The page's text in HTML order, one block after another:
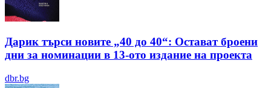
Дарик търси новите „40 до 40“: Остават броени
дни за номинации в 13-ото издание на проекта
dbr.bg